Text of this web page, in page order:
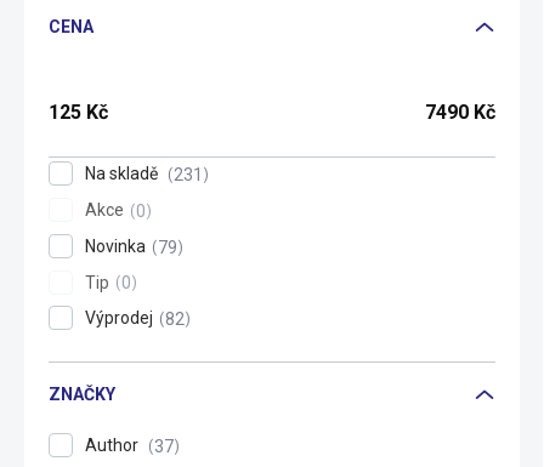
CENA
125 Kč 7490 Kč
Na skladě
231
Akce
0
Novinka
79
Tip
0
Výprodej
82
ZNAČKY
Author
37